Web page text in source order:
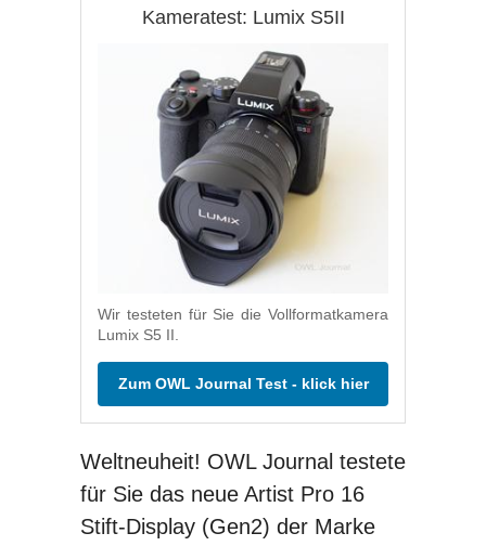
Kameratest: Lumix S5II
Wir testeten für Sie die Vollformatkamera
Lumix S5 II.
Zum OWL Journal Test - klick hier
Weltneuheit! OWL Journal testete
für Sie das neue Artist Pro 16
Stift-Display (Gen2) der Marke